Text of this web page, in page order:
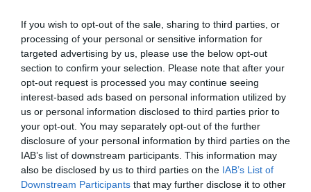
If you wish to opt-out of the sale, sharing to third parties, or
processing of your personal or sensitive information for
targeted advertising by us, please use the below opt-out
section to confirm your selection. Please note that after your
opt-out request is processed you may continue seeing
interest-based ads based on personal information utilized by
us or personal information disclosed to third parties prior to
your opt-out. You may separately opt-out of the further
disclosure of your personal information by third parties on the
IAB’s list of downstream participants. This information may
also be disclosed by us to third parties on the IAB’s List of
Downstream Participants that may further disclose it to other